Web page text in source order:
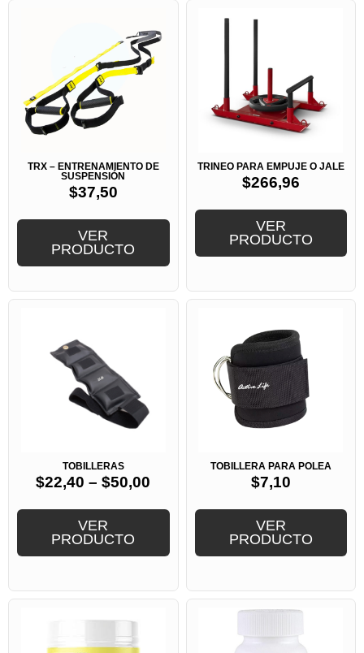
TRX – ENTRENAMIENTO DE
SUSPENSIÓN
$37,50
VER
PRODUCTO
TRINEO PARA EMPUJE O JALE
$266,96
VER
PRODUCTO
TOBILLERAS
$22,40 – $50,00
VER
PRODUCTO
TOBILLERA PARA POLEA
$7,10
VER
PRODUCTO